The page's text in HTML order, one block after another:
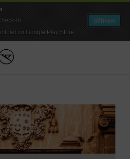
in
im Google Play Store
öffnen